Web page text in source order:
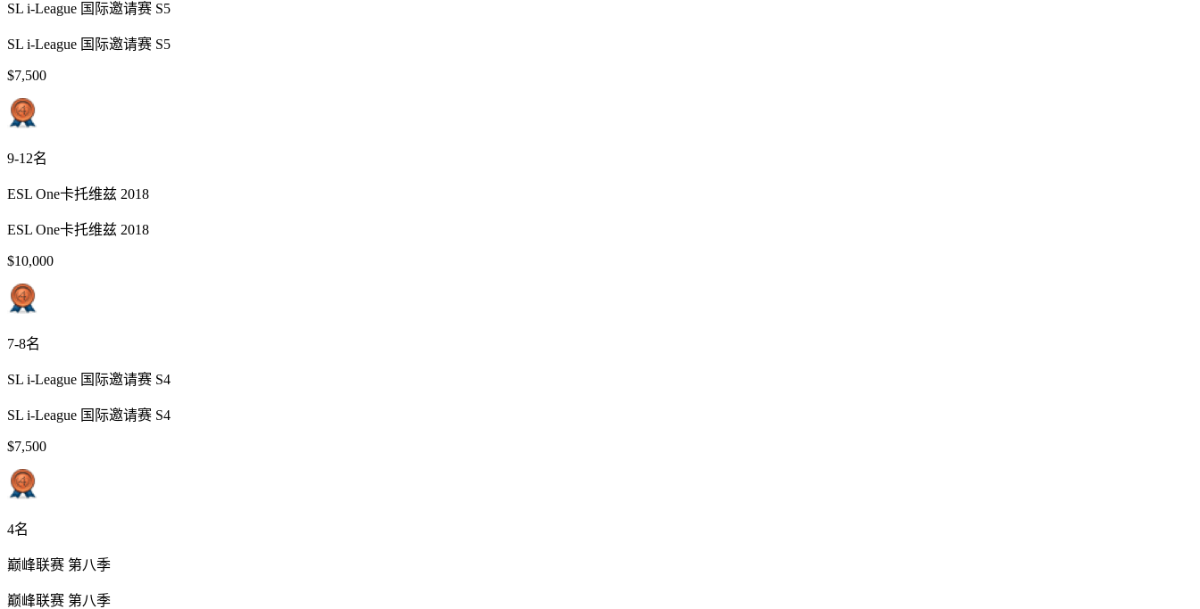
SL i-League 国际邀请赛 S5
SL i-League 国际邀请赛 S5
$7,500
9-12名
ESL One卡托维兹 2018
ESL One卡托维兹 2018
$10,000
7-8名
SL i-League 国际邀请赛 S4
SL i-League 国际邀请赛 S4
$7,500
4名
巅峰联赛 第八季
巅峰联赛 第八季